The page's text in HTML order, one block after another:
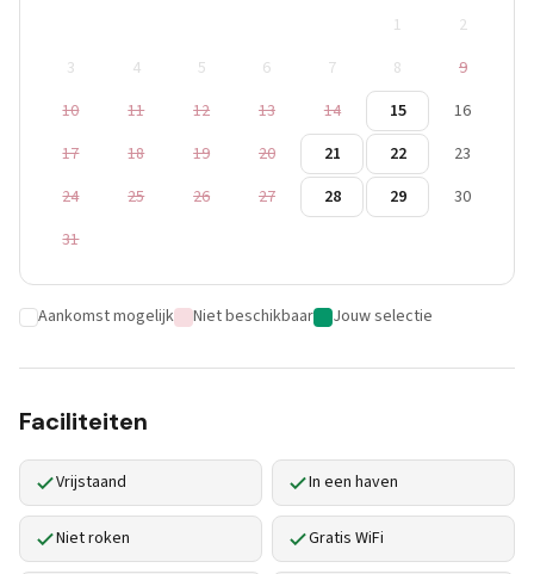
1
2
3
4 5 6 7 8
9
10
11 12 13 14 15
16
17
18 19 20 21 22
23
24
25 26 27 28 29
30
31
Aankomst mogelijk Niet beschikbaar Jouw selectie
Faciliteiten
Vrijstaand In een haven
Niet roken Gratis WiFi